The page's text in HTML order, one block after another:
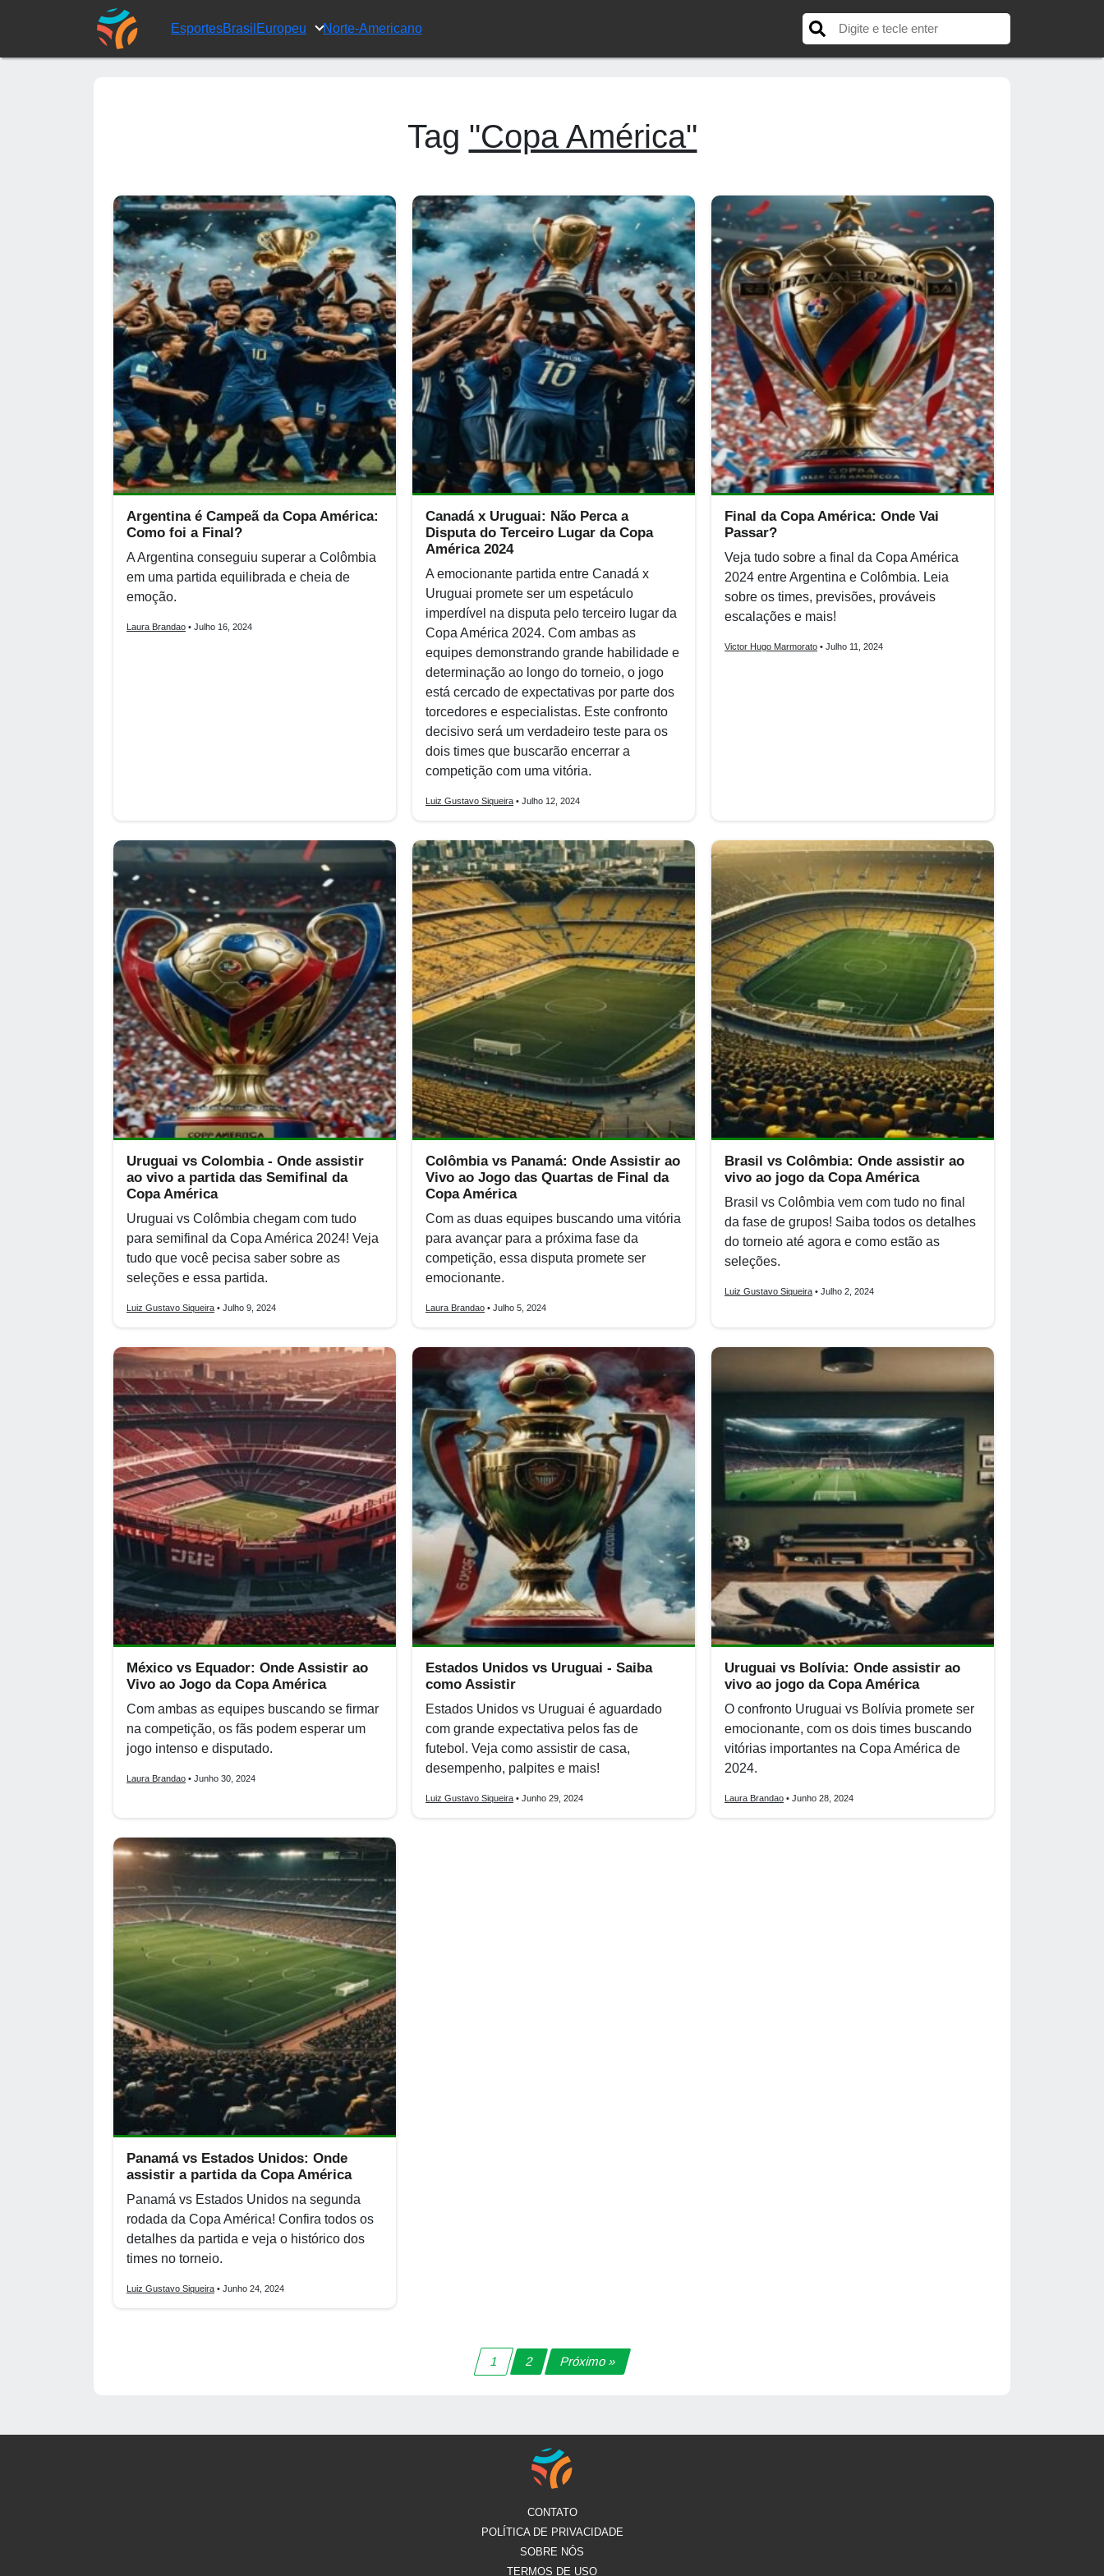
EsportesBrasil Europeu Norte-Americano
Tag "Copa América"
Argentina é Campeã da Copa América:
Como foi a Final?
A Argentina conseguiu superar a Colômbia
em uma partida equilibrada e cheia de
emoção.
Laura Brandao • Julho 16, 2024
Canadá x Uruguai: Não Perca a
Disputa do Terceiro Lugar da Copa
América 2024
A emocionante partida entre Canadá x
Uruguai promete ser um espetáculo
imperdível na disputa pelo terceiro lugar da
Copa América 2024. Com ambas as
equipes demonstrando grande habilidade e
determinação ao longo do torneio, o jogo
está cercado de expectativas por parte dos
torcedores e especialistas. Este confronto
decisivo será um verdadeiro teste para os
dois times que buscarão encerrar a
competição com uma vitória.
Luiz Gustavo Siqueira • Julho 12, 2024
Final da Copa América: Onde Vai
Passar?
Veja tudo sobre a final da Copa América
2024 entre Argentina e Colômbia. Leia
sobre os times, previsões, prováveis
escalações e mais!
Victor Hugo Marmorato • Julho 11, 2024
Uruguai vs Colombia - Onde assistir
ao vivo a partida das Semifinal da
Copa América
Uruguai vs Colômbia chegam com tudo
para semifinal da Copa América 2024! Veja
tudo que você pecisa saber sobre as
seleções e essa partida.
Luiz Gustavo Siqueira • Julho 9, 2024
Colômbia vs Panamá: Onde Assistir ao
Vivo ao Jogo das Quartas de Final da
Copa América
Com as duas equipes buscando uma vitória
para avançar para a próxima fase da
competição, essa disputa promete ser
emocionante.
Laura Brandao • Julho 5, 2024
Brasil vs Colômbia: Onde assistir ao
vivo ao jogo da Copa América
Brasil vs Colômbia vem com tudo no final
da fase de grupos! Saiba todos os detalhes
do torneio até agora e como estão as
seleções.
Luiz Gustavo Siqueira • Julho 2, 2024
México vs Equador: Onde Assistir ao
Vivo ao Jogo da Copa América
Com ambas as equipes buscando se firmar
na competição, os fãs podem esperar um
jogo intenso e disputado.
Laura Brandao • Junho 30, 2024
Estados Unidos vs Uruguai - Saiba
como Assistir
Estados Unidos vs Uruguai é aguardado
com grande expectativa pelos fas de
futebol. Veja como assistir de casa,
desempenho, palpites e mais!
Luiz Gustavo Siqueira • Junho 29, 2024
Uruguai vs Bolívia: Onde assistir ao
vivo ao jogo da Copa América
O confronto Uruguai vs Bolívia promete ser
emocionante, com os dois times buscando
vitórias importantes na Copa América de
2024.
Laura Brandao • Junho 28, 2024
Panamá vs Estados Unidos: Onde
assistir a partida da Copa América
Panamá vs Estados Unidos na segunda
rodada da Copa América! Confira todos os
detalhes da partida e veja o histórico dos
times no torneio.
Luiz Gustavo Siqueira • Junho 24, 2024
1 2 Próximo »
CONTATO
POLÍTICA DE PRIVACIDADE
SOBRE NÓS
TERMOS DE USO